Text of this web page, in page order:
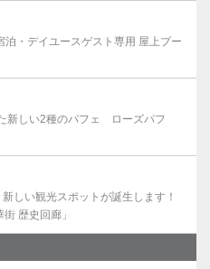
・デイユースゲスト専用 屋上プー
新しい2種のパフェ ローズパフ
しい観光スポットが誕生します！
歴史回廊」